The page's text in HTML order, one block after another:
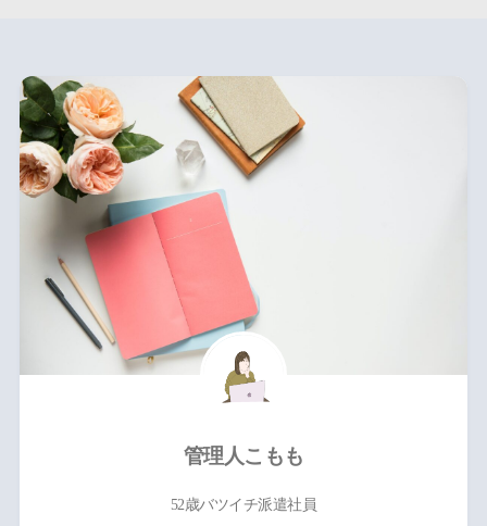
管理人こもも
52歳バツイチ派遣社員